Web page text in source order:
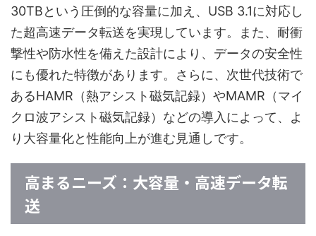
30TBという圧倒的な容量に加え、USB 3.1に対応し
た超高速データ転送を実現しています。また、耐衝
撃性や防水性を備えた設計により、データの安全性
にも優れた特徴があります。さらに、次世代技術で
あるHAMR（熱アシスト磁気記録）やMAMR（マイ
クロ波アシスト磁気記録）などの導入によって、よ
り大容量化と性能向上が進む見通しです。
高まるニーズ：大容量・高速データ転
送